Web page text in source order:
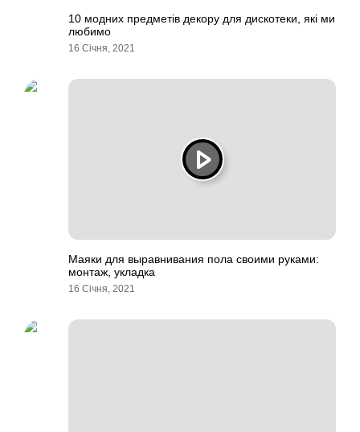
10 модних предметів декору для дискотеки, які ми
любимо
16 Січня, 2021
Маяки для выравнивания пола своими руками:
монтаж, укладка
16 Січня, 2021